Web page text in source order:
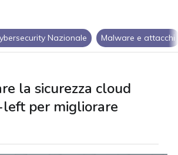
Nazionale Malware e attacchi
la sicurezza cloud
per migliorare